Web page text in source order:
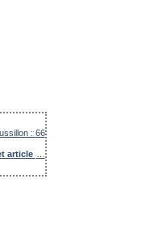
: 66
article